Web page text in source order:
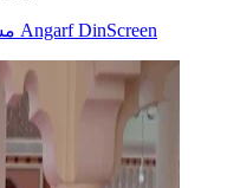
مسجد انكرف AngarfDinScreen